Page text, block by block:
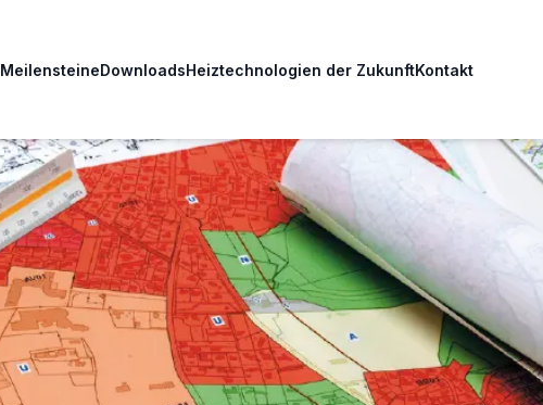
MeilensteineDownloadsHeiztechnologien der ZukunftKontakt